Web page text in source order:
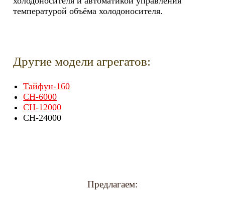
температурой объёма холодоносителя.
Другие модели агрегатов:
Тайфун-160
CH-6000
CH-12000
CH-24000
Предлагаем: